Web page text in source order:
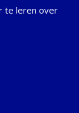
te leren over